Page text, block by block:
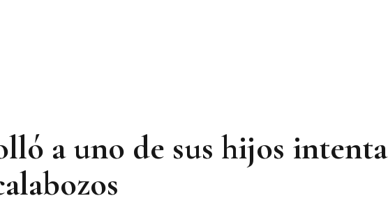
a uno de sus hijos intenta